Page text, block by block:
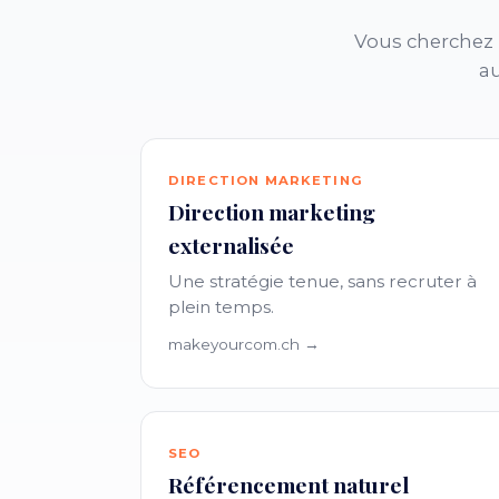
Vous
DIRECTION MARKETING
Direction marketing
externalisée
Une stratégie tenue, sans recruter à
plein temps.
makeyourcom.ch →
SEO
Référencement naturel